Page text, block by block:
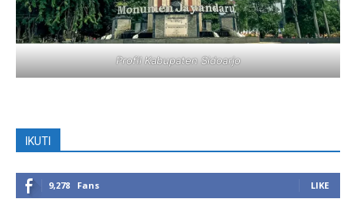
Profil Kabupaten Sidoarjo
IKUTI
9,278 Fans LIKE